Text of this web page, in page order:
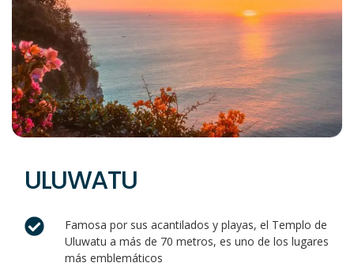
ULUWATU
Famosa por sus acantilados y playas, el Templo de
Uluwatu a más de 70 metros, es uno de los lugares
más emblemáticos